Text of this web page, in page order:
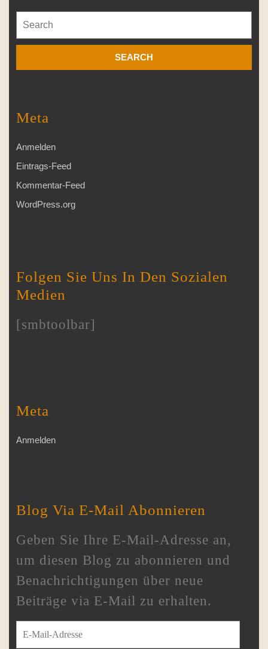
for:
Meta
Anmelden
Eintrags-Feed
Kommentar-Feed
WordPress.org
Folgen Sie Uns In Den Sozialen
Medien
[smbtoolbar]
Meta
Anmelden
Blog Via E-Mail Abonnieren
Geben Sie Ihre E-Mail-Adresse an,
um diesen Blog zu abonnieren und
Benachrichtigungen über neue
Beiträge via E-Mail zu erhalten.
E-Mail-Adresse